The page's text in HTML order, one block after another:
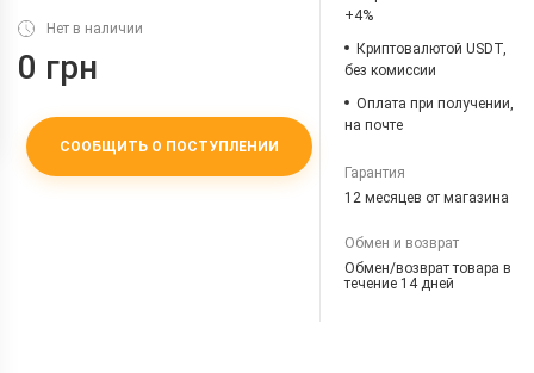
Нет в наличии
0 грн
СООБЩИТЬ О ПОСТУПЛЕНИИ
+4%
Криптовалютой USDT,
без комиссии
Оплата при получении,
на почте
Гарантия
12 месяцев от магазина
Обмен и возврат
Обмен/возврат товара в
течение 14 дней